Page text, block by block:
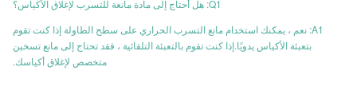
Q1: هل أحتاج إلى مادة مانعة للتسرب لإغلاق الأكياس؟
A1: نعم ، يمكنك استخدام مانع التسرب الحراري على سطح الطاولة إذا كنت تقوم
بتعبئة الأكياس يدويًا.إذا كنت تقوم بالتعبئة التلقائية ، فقد تحتاج إلى مانع تسخين
متخصص لإغلاق أكياسك.